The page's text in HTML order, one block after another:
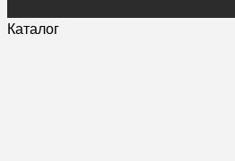
Каталог